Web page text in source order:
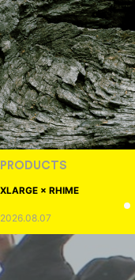
PRODUCTS
XLARGE × RHIME
2026.08.07